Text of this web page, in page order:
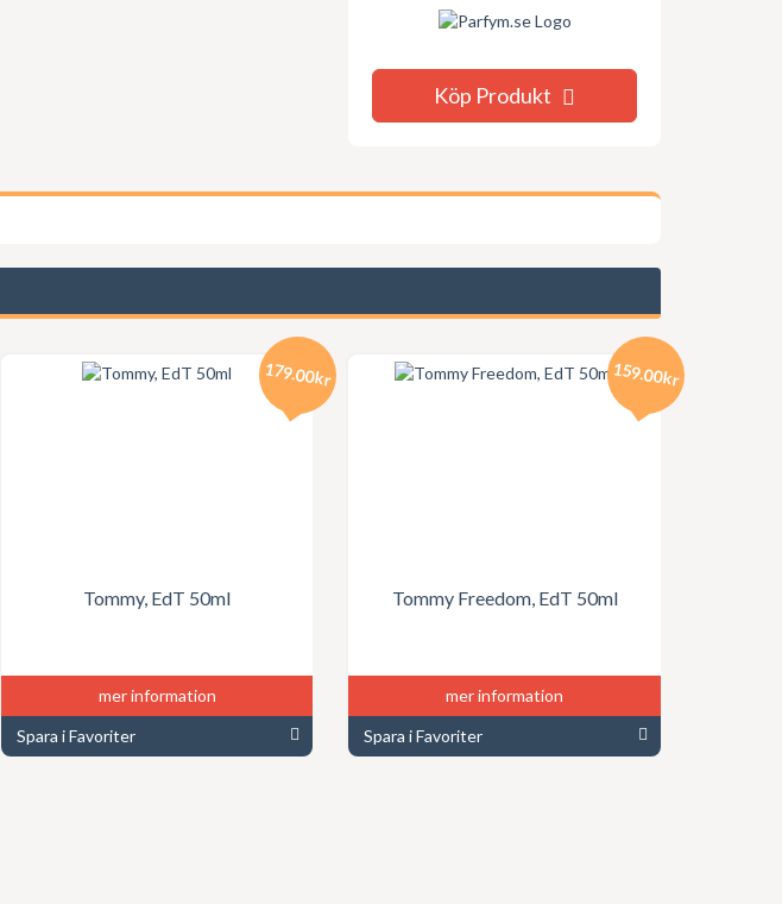
Köp Produkt
Tommy, EdT 50ml
179.00kr
mer information
Spara i Favoriter
Tommy Freedom, EdT 50ml
159.00kr
mer information
Spara i Favoriter